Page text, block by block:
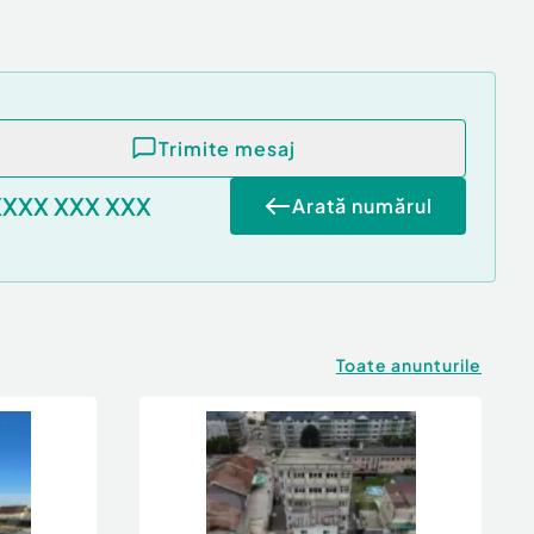
Trimite mesaj
XXX XXX Arată numărul
Toate anunturile